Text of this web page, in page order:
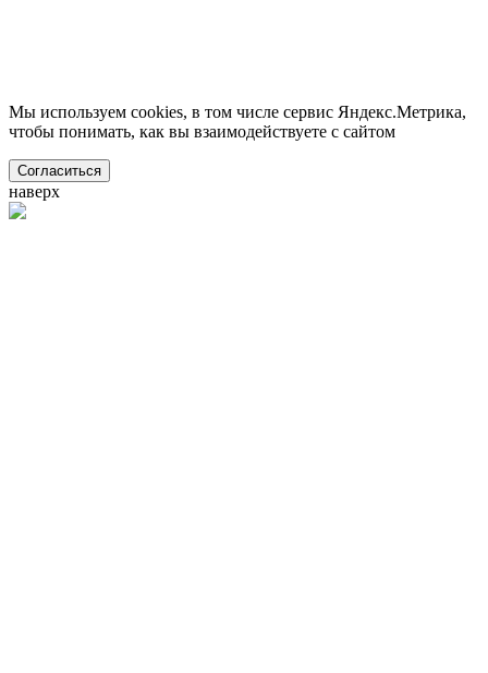
Мы используем cookies, в том числе сервис Яндекс.Метрика,
чтобы понимать, как вы взаимодействуете с сайтом
Согласиться
наверх